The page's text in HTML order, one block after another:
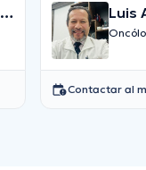
Luis
Contactar al